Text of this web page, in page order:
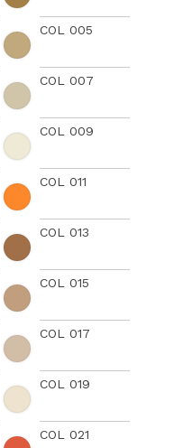
COL 005
COL 007
COL 009
COL 011
COL 013
COL 015
COL 017
COL 019
COL 021